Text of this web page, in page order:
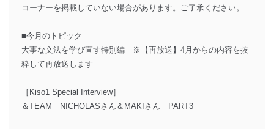
コーナーを掲載していない場合があります。ご了承ください。
■今月のトピック
大事な文法を学び直す特別編 ※【再放送】4月からの内容を抜
粋して再放送します
［Kiso1 Special Interview］
＆TEAM NICHOLASさん＆MAKIさん PART3